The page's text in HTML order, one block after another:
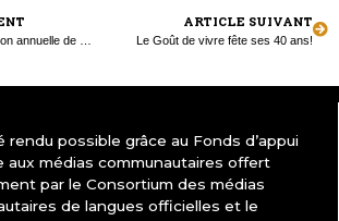
ARTICLE SUIVANT
Le Goût de vivre fête ses 40 ans!
possible grâce au Fonds d’appui
aux médias communautaires offert
par le Consortium des médias
de langues officielles et le